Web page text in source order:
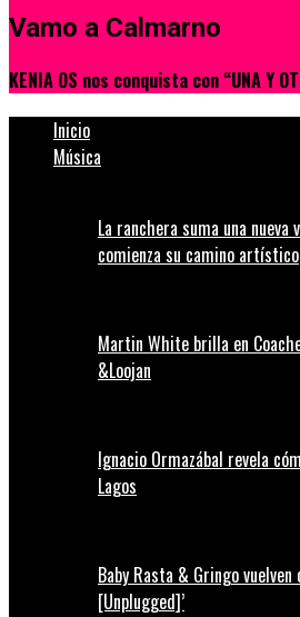
Vamo a Calmarno
KENIA OS nos conquista con “UNA Y
Inicio
Música
La ranchera suma una nueva
comienza su camino artístico
Martin White brilla en
&Loojan
Ignacio Ormazábal revela
Lagos
Baby Rasta & Gringo vuelven
[Unplugged]’